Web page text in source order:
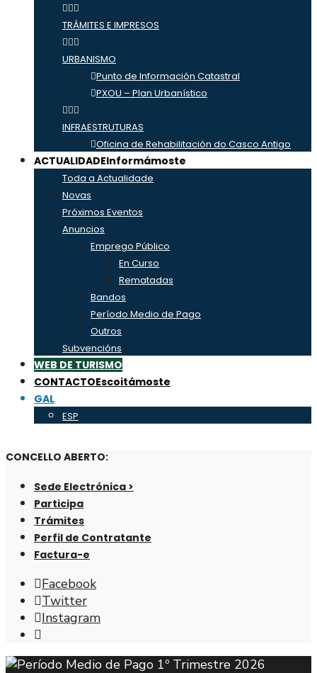
TRÁMITES E IMPRESOS
URBANISMO
Punto de Información Catastral
PXOU – Plan Urbanístico
INFRAESTRUTURAS
Oficina de Rehabilitación do Casco Antigo
ACTUALIDADEInformámoste
Toda a Actualidade
Novas
Próximos Eventos
Anuncios
Emprego Público
En Curso
Rematadas
Bandos
Período Medio de Pago
Outros
Subvencións
WEB DE TURISMO
CONTACTOEscoitámoste
GAL
ESP
CONCELLO ABERTO:
Sede Electrónica >
Participa
Trámites
Perfil de Contratante
Factura-e
Facebook
Twitter
Instagram
de